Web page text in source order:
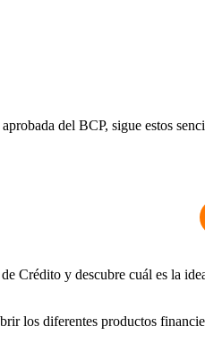
del BCP, sigue estos
Crédito y descubre cuál es la
los diferentes productos